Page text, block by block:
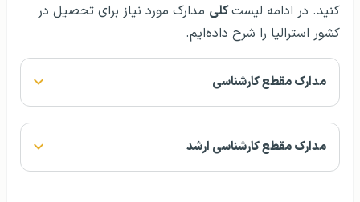
کنید. در ادامه لیستکلی مدارک مورد نیاز برای تحصیل در
کشور استرالیا را شرح داده‌ایم.
مدارک مقطع کارشناسی
مدارک مقطع کارشناسی ارشد